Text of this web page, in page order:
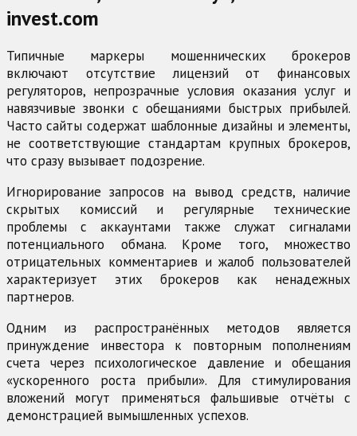
invest.com
Типичные маркеры мошеннических брокеров
включают отсутствие лицензий от финансовых
регуляторов, непрозрачные условия оказания услуг и
навязчивые звонки с обещаниями быстрых прибылей.
Часто сайты содержат шаблонные дизайны и элементы,
не соответствующие стандартам крупных брокеров,
что сразу вызывает подозрение.
Игнорирование запросов на вывод средств, наличие
скрытых комиссий и регулярные технические
проблемы с аккаунтами также служат сигналами
потенциального обмана. Кроме того, множество
отрицательных комментариев и жалоб пользователей
характеризует этих брокеров как ненадежных
партнеров.
Одним из распространённых методов является
принуждение инвестора к повторным пополнениям
счета через психологическое давление и обещания
«ускоренного роста прибыли». Для стимулирования
вложений могут применяться фальшивые отчёты с
демонстрацией вымышленных успехов.